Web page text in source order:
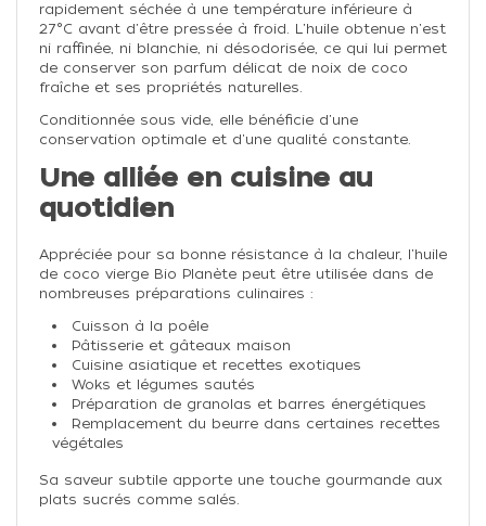
rapidement séchée à une température inférieure à
27°C avant d'être pressée à froid. L'huile obtenue n'est
ni raffinée, ni blanchie, ni désodorisée, ce qui lui permet
de conserver son parfum délicat de noix de coco
fraîche et ses propriétés naturelles.
Conditionnée sous vide, elle bénéficie d'une
conservation optimale et d'une qualité constante.
Une alliée en cuisine au
quotidien
Appréciée pour sa bonne résistance à la chaleur, l'huile
de coco vierge Bio Planète peut être utilisée dans de
nombreuses préparations culinaires :
Cuisson à la poêle
Pâtisserie et gâteaux maison
Cuisine asiatique et recettes exotiques
Woks et légumes sautés
Préparation de granolas et barres énergétiques
Remplacement du beurre dans certaines recettes
végétales
Sa saveur subtile apporte une touche gourmande aux
plats sucrés comme salés.